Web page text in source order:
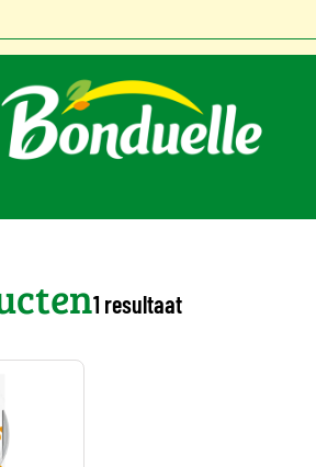
1 resultaat